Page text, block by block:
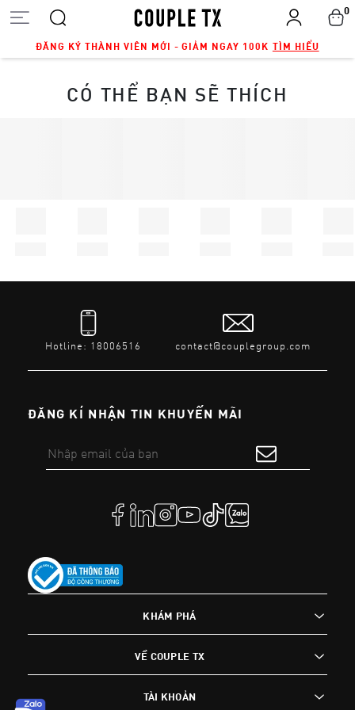
ĐĂNG KÝ THÀNH VIÊN MỚI - GIẢM NGAY 100K TÌM HIỂU
0
CÓ THỂ BẠN SẼ THÍCH
Hotline: 18006516 contact@couplegroup.com
ĐĂNG KÍ NHẬN TIN KHUYẾN MÃI
KHÁM PHÁ
VỀ COUPLE TX
TÀI KHOẢN